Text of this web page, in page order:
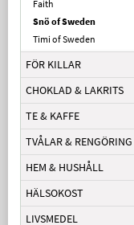
Faith
Snö of Sweden
Timi of Sweden
FÖR KILLAR
CHOKLAD & LAKRITS
TE & KAFFE
TVÅLAR & RENGÖRING
HEM & HUSHÅLL
HÄLSOKOST
LIVSMEDEL